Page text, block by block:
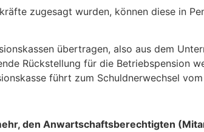
zugesagt wurden, können diese in
übertragen, also aus dem
Rückstellung für die Betriebspension
führt zum Schuldnerwechsel
den Anwartschaftsberechtigten